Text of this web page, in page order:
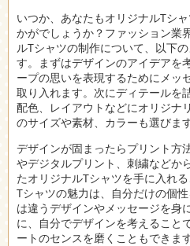
いつか、あなたもオリジナルTシ
かがでしょうか？ファッション業
ルTシャツの制作について、以下
す。まずはデザインのアイデアを
ープの思いを表現するためにメッ
取り入れます。次にディテールを
配色、レイアウトなどにオリジナ
のサイズや素材、カラーも選びます
デザインが固まったらプリント方
やデジタルプリント、刺繍などか
たオリジナルTシャツを手に入れ
Tシャツの魅力は、自分だけの個
は違うデザインやメッセージを身
に、自分でデザインを考えること
ートのセンスを磨くこともできます